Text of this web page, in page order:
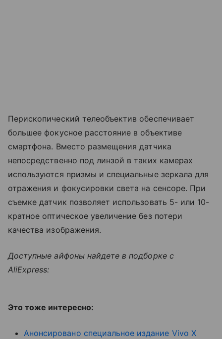
Перископический телеобъектив обеспечивает
большее фокусное расстояние в объективе
смартфона. Вместо размещения датчика
непосредственно под линзой в таких камерах
используются призмы и специальные зеркала для
отражения и фокусировки света на сенсоре. При
съемке датчик позволяет использовать 5- или 10-
кратное оптическое увеличение без потери
качества изображения.
Доступные айфоны найдете в подборке c
AliExpress:
Это тоже интересно:
Анонсировано специальное издание Vivo X